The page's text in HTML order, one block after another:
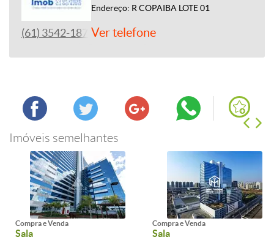
Endereço: R COPAIBA LOTE 01
(61) 3542-1877Ver telefone
Imóveis semelhantes
Compra e Venda
Sala
Compra e Venda
Sala